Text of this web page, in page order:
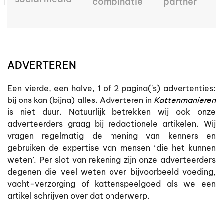
ADVERTEREN
Een vierde, een halve, 1 of 2 pagina('s) advertenties:
bij ons kan (bijna) alles. Adverteren in Kattenmanieren
is niet duur. Natuurlijk betrekken wij ook onze
adverteerders graag bij redactionele artikelen. Wij
vragen regelmatig de mening van kenners en
gebruiken de expertise van mensen ‘die het kunnen
weten’. Per slot van rekening zijn onze adverteerders
degenen die veel weten over bijvoorbeeld voeding,
vacht-verzorging of kattenspeelgoed als we een
artikel schrijven over dat onderwerp.